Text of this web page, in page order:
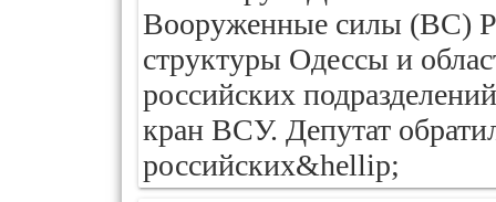
Вооруженные силы (ВС)
структуры Одессы и
российских
кран ВСУ. Депутат
российских&hellip;